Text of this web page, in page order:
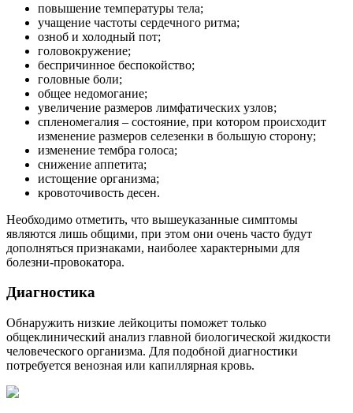
повышение температуры тела;
учащение частоты сердечного ритма;
озноб и холодный пот;
головокружение;
беспричинное беспокойство;
головные боли;
общее недомогание;
увеличение размеров лимфатических узлов;
спленомегалия – состояние, при котором происходит
изменение размеров селезенки в большую сторону;
изменение тембра голоса;
снижение аппетита;
истощение организма;
кровоточивость десен.
Необходимо отметить, что вышеуказанные симптомы
являются лишь общими, при этом они очень часто будут
дополняться признаками, наиболее характерными для
болезни-провокатора.
Диагностика
Обнаружить низкие лейкоциты поможет только
общеклинический анализ главной биологической жидкости
человеческого организма. Для подобной диагностики
потребуется венозная или капиллярная кровь.